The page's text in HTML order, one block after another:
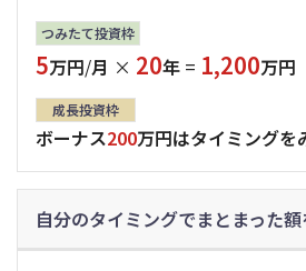
つみたて投資枠
5万円/月 × 20年 = 1,200万円
成長投資枠
ボーナス200万円はタイミングを
自分のタイミングでまとまった